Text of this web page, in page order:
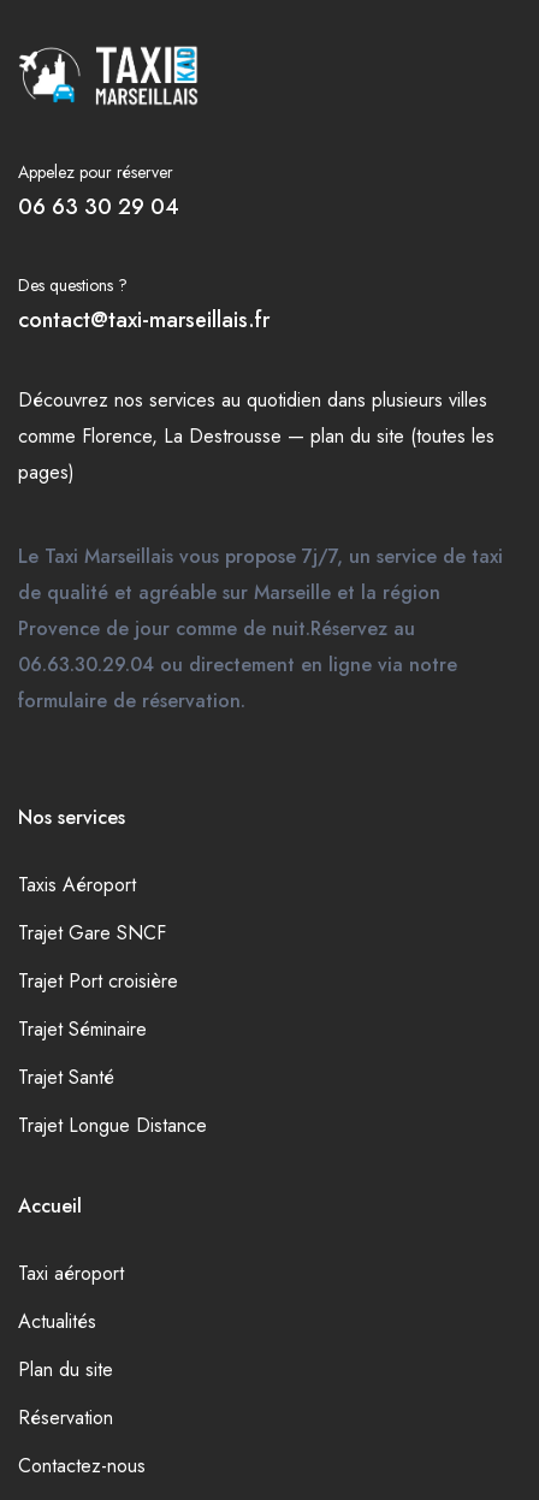
Appelez pour réserver
06 63 30 29 04
Des questions ?
contact@taxi-marseillais.fr
Découvrez nos services au quotidien dans plusieurs villes
comme Florence, La Destrousse — plan du site (toutes les
pages)
Le Taxi Marseillais vous propose 7j/7, un service de taxi
de qualité et agréable sur Marseille et la région
Provence de jour comme de nuit.Réservez au
06.63.30.29.04 ou directement en ligne via notre
formulaire de réservation.
Nos services
Taxis Aéroport
Trajet Gare SNCF
Trajet Port croisière
Trajet Séminaire
Trajet Santé
Trajet Longue Distance
Accueil
Taxi aéroport
Actualités
Plan du site
Réservation
Contactez-nous